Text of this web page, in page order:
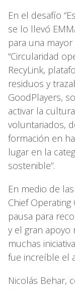
En el desafío
se lo llevó
para una
“Circularidad
RecyLink,
residuos y
GoodPlayers,
activar la
voluntariados,
formación en
lugar en la
sostenible”.
En medio de
Chief
pausa para
y el gran apoyo
muchas
fue increíble el
Nicolás Behar,